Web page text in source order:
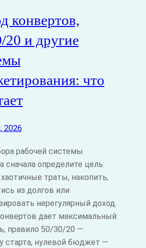
конвертов,
20 и другие
что
2026
рабочей системы
определите цель:
траты, накопить,
из долгов или
нерегулярный доход.
дает максимальный
правило 50/30/20 —
старта, нулевой бюджет —